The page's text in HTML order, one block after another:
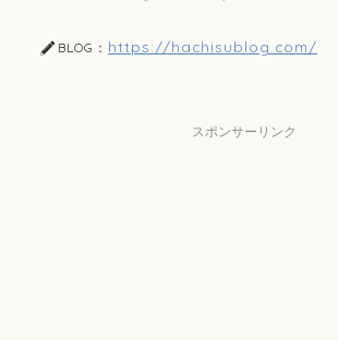
BLOG： https://hachisublog.com/
スポンサーリンク